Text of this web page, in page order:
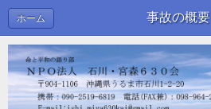
事故の概要
ホーム